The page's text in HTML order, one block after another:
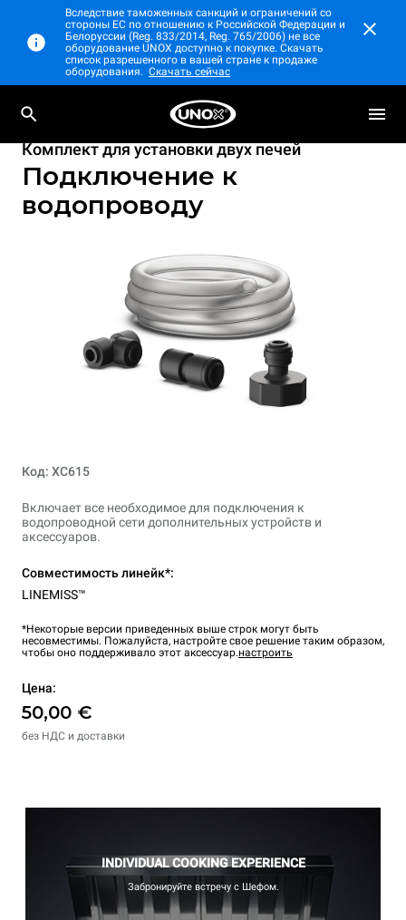
Вследствие таможенных санкций и ограничений со
стороны ЕС по отношению к Российской Федерации и
Белоруссии (Reg. 833/2014, Reg. 765/2006) не все
оборудование UNOX доступно к покупке. Скачать
список разрешенного в вашей стране к продаже
оборудования. Скачать сейчас
Комплект для установки двух печей
Подключение к
водопроводу
Код: XC615
Включает все необходимое для подключения к
водопроводной сети дополнительных устройств и
аксессуаров.
Совместимость линейк*:
LINEMISS™
*Некоторые версии приведенных выше строк могут быть
несовместимы. Пожалуйста, настройте свое решение таким образом,
чтобы оно поддерживало этот аксессуар.настроить
Цена:
50,00 €
без НДС и доставки
INDIVIDUAL COOKING EXPERIENCE
Забронируйте встречу с Шефом.